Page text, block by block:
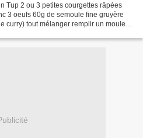
Tup 2 ou 3 petites courgettes râpées
3 oeufs 60g de semoule fine gruyère
curry) tout mélanger remplir un moule à